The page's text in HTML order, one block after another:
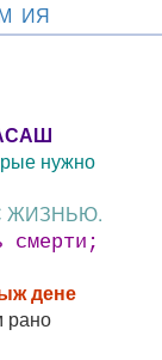
ИЯ
нужно
ЖИЗНЬЮ.
смерти;
дене
рано